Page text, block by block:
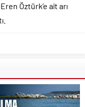
Öztürk’e ait arı